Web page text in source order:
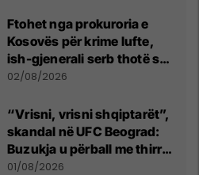
Ftohet nga prokuroria e
Kosovës për krime lufte,
ish-gjenerali serb thotë se
dikush e tradhtoi në
02/08/2026
“Vrisni, vrisni shqiptarët”,
skandal në UFC Beograd:
Buzukja u përball me thirrje
anti-shqiptare nga
01/08/2026